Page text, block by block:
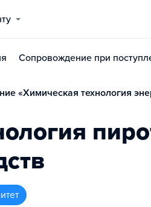
Сопровождение при
«Химическая технология